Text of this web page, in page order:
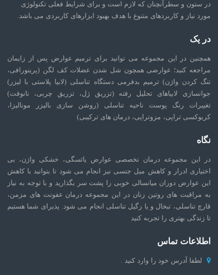
در ستون و سطرآنچنان که لازم است و برای شرایط فعلی تکنولوژی
مورد نیاز و کاربردهای متنوع با هدف بهبود ابزارهای کاربردی می باشد.
در یک
همچنین در این مجموعه می توانید برای ترمیم عوارض پس از زایمان
مراجعه کنید؛ عوارضی همچون شل شدن عضلات کف لگن (پرینورافی،
تنگ کردن واژن) ترمیم بدفرمی دستگاه تناسلی (لابیا پلاستی با لیزر)
جوانسازی لابیاهای تحلیل رفته (تزریق ژل، تزریق چربی، نانوفت)
تغییرات رنگ پوست ناحیه تناسلی (روشن سازی بالیزر مونالیزا،
کربوکسی تراپی، مزوتراپی، درمان های ترکیبی)
نگاه
در این مجموعه درمان تخصصی عوارض یائسگی، خشکی واژن، بی
اختیاری ادرار و کاهش میل جنسی نیز انجام می شود تا بتوانید با کاهش
این عوارض دوران میانسالی خوبی را پشت سر بگذارید و با توجه به نیاز
به مراقبت های روتین زنان در این مجموعه درمان عفونت های مزمن،
قارچ تناسلی، تبخال و یا زگیل تناسلی انجام می شود. پذیرای شما هستیم
تا زندگی بهتری را تجربه کنید
اطلاعات تماس
لطفا آدرس خود را وارد کنید .